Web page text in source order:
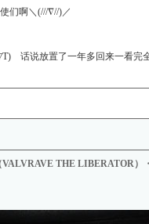
们啊＼(///∇//)／
话说放置了一年多回来一看
THE LIBERATOR